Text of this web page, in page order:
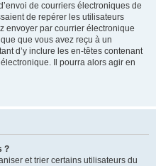
de courriers électroniques de
de repérer les utilisateurs
envoyer par courrier électronique
que vous avez reçu à un
d’y inclure les en-têtes contenant
Il pourra alors agir en
?
et trier certains utilisateurs du